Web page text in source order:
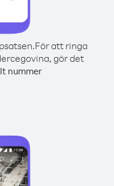
För att ringa
gör det
nummer